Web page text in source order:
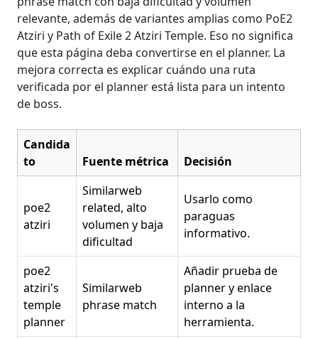
relevante, además de variantes amplias como PoE2
Atziri y Path of Exile 2 Atziri Temple. Eso no significa
que esta página deba convertirse en el planner. La
mejora correcta es explicar cuándo una ruta
verificada por el planner está lista para un intento
de boss.
Candida
to
Fuente métrica Decisión
poe2
atziri
Similarweb
related, alto
volumen y baja
dificultad
Usarlo como
paraguas
informativo.
poe2
atziri's
temple
planner
Similarweb
phrase match
Añadir prueba de
planner y enlace
interno a la
herramienta.